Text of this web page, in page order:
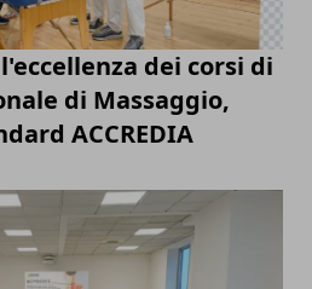
dei corsi di
di Massaggio,
ACCREDIA